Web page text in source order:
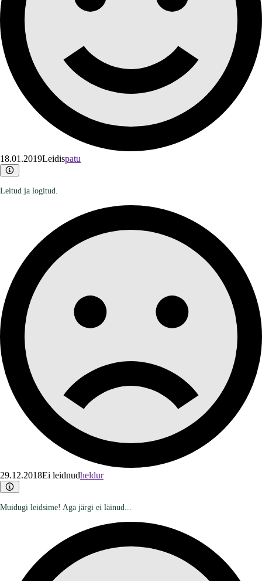
18.01.2019Leidispatu
Leitud ja logitud.
29.12.2018Ei leidnudheldur
Muidugi leidsime! Aga järgi ei läinud...